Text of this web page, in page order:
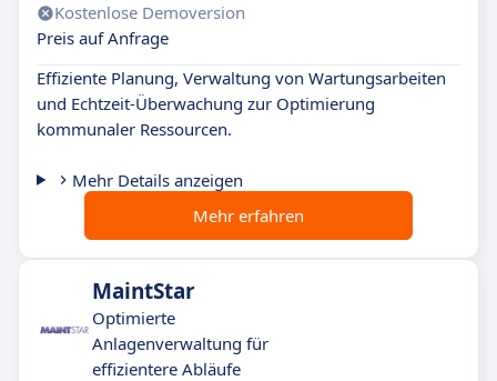
Kostenlose Demoversion
Preis auf Anfrage
Effiziente Planung, Verwaltung von Wartungsarbeiten
und Echtzeit-Überwachung zur Optimierung
kommunaler Ressourcen.
Mehr Details anzeigen
Mehr erfahren
MaintStar
Optimierte
Anlagenverwaltung für
effizientere Abläufe